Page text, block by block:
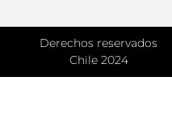
Derechos reservados
Chile 2024